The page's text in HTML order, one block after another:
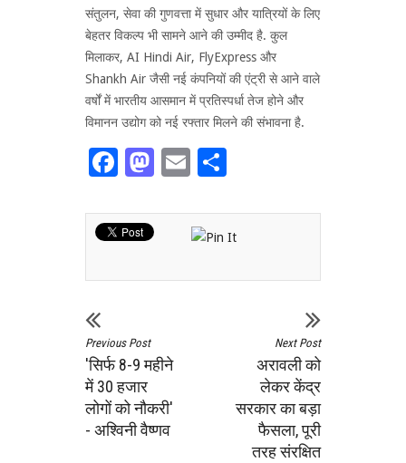
संतुलन, सेवा की गुणवत्ता में सुधार और यात्रियों के लिए
बेहतर विकल्प भी सामने आने की उम्मीद है. कुल
मिलाकर, AI Hindi Air, FlyExpress और
Shankh Air जैसी नई कंपनियों की एंट्री से आने वाले
वर्षों में भारतीय आसमान में प्रतिस्पर्धा तेज होने और
विमानन उद्योग को नई रफ्तार मिलने की संभावना है.
Facebook
Mastodon
Email
Previous Post
'सिर्फ 8-9 महीने
में 30 हजार
लोगों को नौकरी'
- अश्विनी वैष्णव
Next Post
अरावली को
लेकर केंद्र
सरकार का बड़ा
फैसला, पूरी
तरह संरक्षित